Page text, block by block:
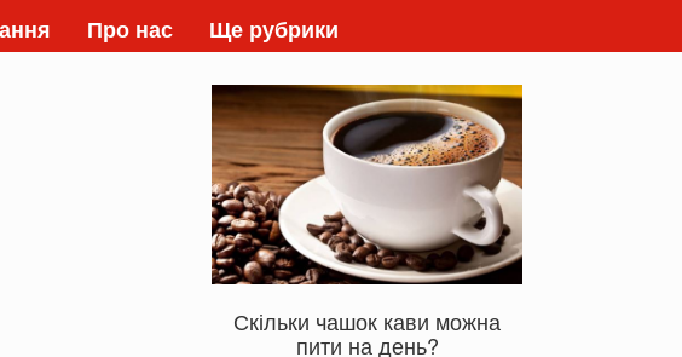
Про нас Ще рубрики
Скільки чашок кави можна
пити на день?